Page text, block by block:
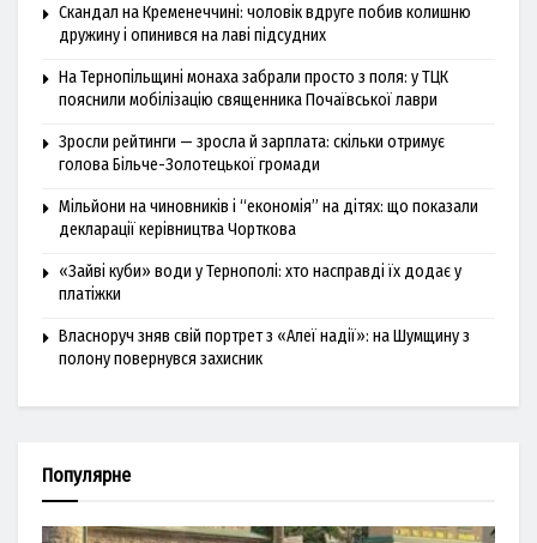
Скандал на Кременеччині: чоловік вдруге побив колишню
дружину і опинився на лаві підсудних
На Тернопільщині монаха забрали просто з поля: у ТЦК
пояснили мобілізацію священника Почаївської лаври
Зросли рейтинги — зросла й зарплата: скільки отримує
голова Більче-Золотецької громади
Мільйони на чиновників і “економія” на дітях: що показали
декларації керівництва Чорткова
«Зайві куби» води у Тернополі: хто насправді їх додає у
платіжки
Власноруч зняв свій портрет з «Алеї надії»: на Шумщину з
полону повернувся захисник
Популярне